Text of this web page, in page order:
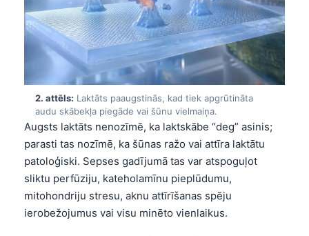
2. attēls: Laktāts paaugstinās, kad tiek apgrūtināta
audu skābekļa piegāde vai šūnu vielmaiņa.
Augsts laktāts nenozīmē, ka laktskābe “deg” asinis;
parasti tas nozīmē, ka šūnas ražo vai attīra laktātu
patoloģiski. Sepses gadījumā tas var atspoguļot
sliktu perfūziju, kateholamīnu pieplūdumu,
mitohondriju stresu, aknu attīrīšanas spēju
ierobežojumus vai visu minēto vienlaikus.